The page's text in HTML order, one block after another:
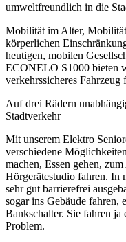
umweltfreundlich in die
Mobilität im Alter,
körperlichen
heutigen, mobilen
ECONELO S1000 bieten
verkehrssicheres
Auf drei Rädern
Stadtverkehr
Mit unserem Elektro
verschiedene
machen, Essen gehen,
Hörgerätestudio fahren. In
sehr gut barrierefrei
sogar ins Gebäude fahren,
Bankschalter. Sie fahren ja
Problem.